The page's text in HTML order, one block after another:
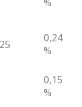
0,24
%
0,15
%